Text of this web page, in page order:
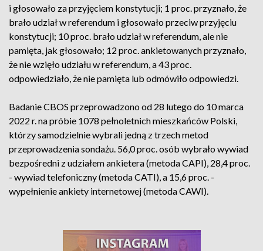
i głosowało za przyjęciem konstytucji; 1 proc. przyznało, że
brało udział w referendum i głosowało przeciw przyjęciu
konstytucji; 10 proc. brało udział w referendum, ale nie
pamięta, jak głosowało; 12 proc. ankietowanych przyznało,
że nie wzięło udziału w referendum, a 43 proc.
odpowiedziało, że nie pamięta lub odmówiło odpowiedzi.
Badanie CBOS przeprowadzono od 28 lutego do 10 marca
2022 r. na próbie 1078 pełnoletnich mieszkańców Polski,
którzy samodzielnie wybrali jedną z trzech metod
przeprowadzenia sondażu. 56,0 proc. osób wybrało wywiad
bezpośredni z udziałem ankietera (metoda CAPI), 28,4 proc.
- wywiad telefoniczny (metoda CATI), a 15,6 proc. -
wypełnienie ankiety internetowej (metoda CAWI).